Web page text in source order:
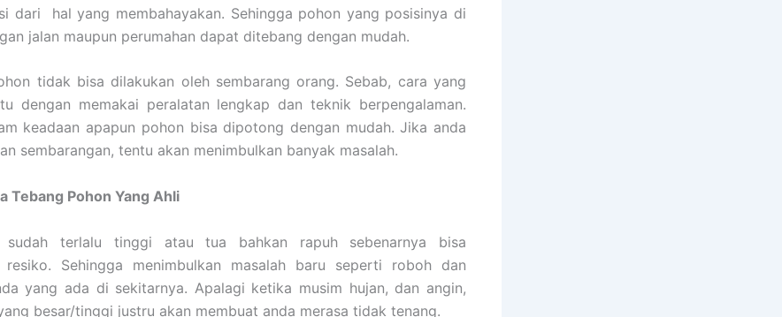
dari hal yang membahayakan. Sehingga pohon yang posisinya di
jalan maupun perumahan dapat ditebang dengan mudah.
tidak bisa dilakukan oleh sembarang orang. Sebab, cara yang
dengan memakai peralatan lengkap dan teknik berpengalaman.
keadaan apapun pohon bisa dipotong dengan mudah. Jika anda
sembarangan, tentu akan menimbulkan banyak masalah.
Tebang Pohon Yang Ahli
sudah terlalu tinggi atau tua bahkan rapuh sebenarnya bisa
resiko. Sehingga menimbulkan masalah baru seperti roboh dan
yang ada di sekitarnya. Apalagi ketika musim hujan, dan angin,
besar/tinggi justru akan membuat anda merasa tidak tenang.